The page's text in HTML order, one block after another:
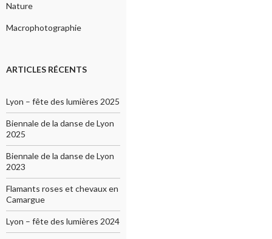
Nature
Macrophotographie
ARTICLES RÉCENTS
Lyon – fête des lumières 2025
Biennale de la danse de Lyon
2025
Biennale de la danse de Lyon
2023
Flamants roses et chevaux en
Camargue
Lyon – fête des lumières 2024